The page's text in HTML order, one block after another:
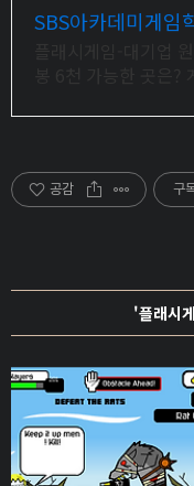
SBS아카데미게임
공감 구
'플래시